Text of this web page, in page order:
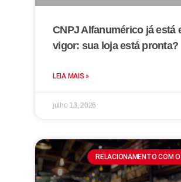
CNPJ Alfanumérico já está
vigor: sua loja está pronta?
LEIA MAIS »
julho 13, 2026
RELACIONAMENTO COM